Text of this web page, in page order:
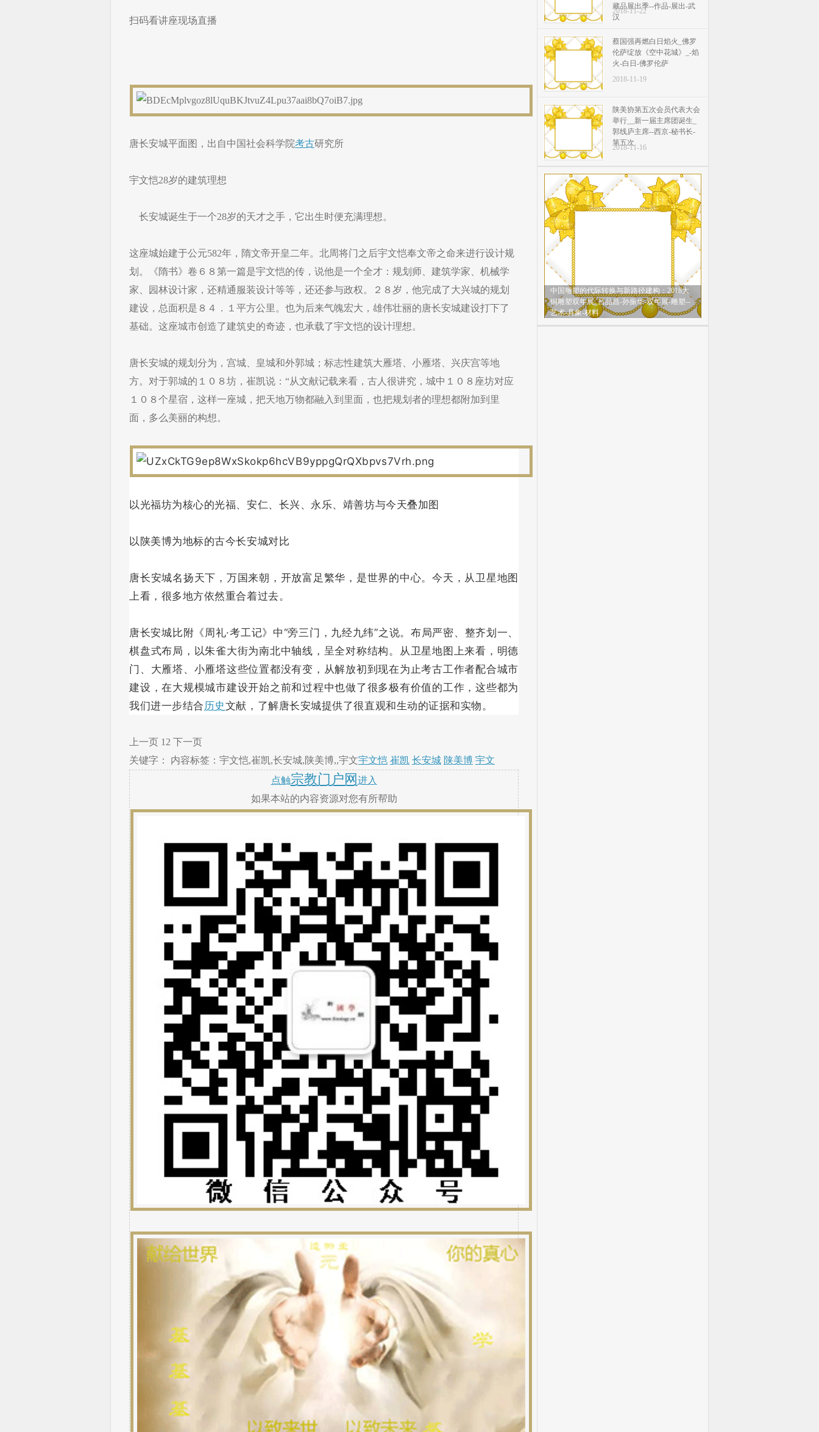
扫码看讲座现场直播
唐长安城平面图，出自中国社会科学院考古研究所
宇文恺28岁的建筑理想
长安城诞生于一个28岁的天才之手，它出生时便充满理想。
这座城始建于公元582年，隋文帝开皇二年。北周将门之后宇文恺奉文帝之命来进行设计规
划。《隋书》卷６８第一篇是宇文恺的传，说他是一个全才：规划师、建筑学家、机械学
家、园林设计家，还精通服装设计等等，还还参与政权。２８岁，他完成了大兴城的规划
建设，总面积是８４．１平方公里。也为后来气魄宏大，雄伟壮丽的唐长安城建设打下了
基础。这座城市创造了建筑史的奇迹，也承载了宇文恺的设计理想。
唐长安城的规划分为，宫城、皇城和外郭城；标志性建筑大雁塔、小雁塔、兴庆宫等地
方。对于郭城的１０８坊，崔凯说：“从文献记载来看，古人很讲究，城中１０８座坊对应
１０８个星宿，这样一座城，把天地万物都融入到里面，也把规划者的理想都附加到里
面，多么美丽的构想。
以光福坊为核心的光福、安仁、长兴、永乐、靖善坊与今天叠加图
以陕美博为地标的古今长安城对比
唐长安城名扬天下，万国来朝，开放富足繁华，是世界的中心。今天，从卫星地图
上看，很多地方依然重合着过去。
唐长安城比附《周礼·考工记》中“旁三门，九经九纬”之说。布局严密、整齐划一、
棋盘式布局，以朱雀大街为南北中轴线，呈全对称结构。从卫星地图上来看，明德
门、大雁塔、小雁塔这些位置都没有变，从解放初到现在为止考古工作者配合城市
建设，在大规模城市建设开始之前和过程中也做了很多极有价值的工作，这些都为
我们进一步结合历史文献，了解唐长安城提供了很直观和生动的证据和实物。
上一页 12 下一页
关键字： 内容标签：宇文恺,崔凯,长安城,陕美博,,宇文宇文恺 崔凯 长安城 陕美博 宇文
点触宗教门户网 进入
如果本站的内容资源对您有所帮助
藏品展出季--作品-展出-武
汉
2018-11-22
蔡国强再燃白日焰火_佛罗
伦萨绽放《空中花城》_-焰
火-白日-佛罗伦萨
2018-11-19
陕美协第五次会员代表大会
举行__新一届主席团诞生_
郭线庐主席--西京-秘书长-
第五次
2018-11-16
中国雕塑的代际转换与新路径建构：2018大
铜雕塑双年展_吕品昌-孙振华-双年展-雕塑--
艺术-具象-材料